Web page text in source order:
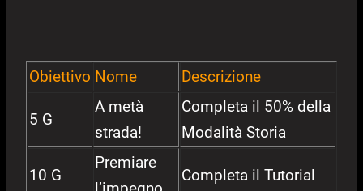
Obiettivo Nome Descrizione
5 G
A metà
strada!
Completa il 50% della
Modalità Storia
10 G
Premiare
Completa il Tutorial